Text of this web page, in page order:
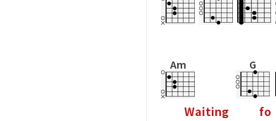
Am
Waiting
G
fo